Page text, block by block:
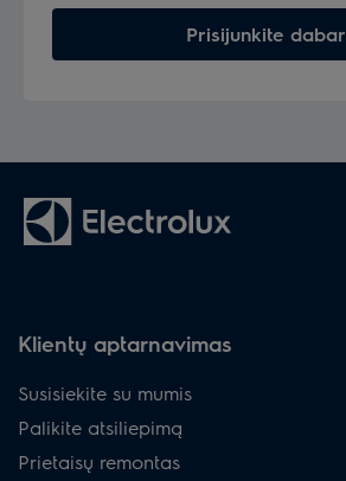
Prisijunkite dabar
Klientų aptarnavimas
Susisiekite su mumis
Palikite atsiliepimą
Prietaisų remontas